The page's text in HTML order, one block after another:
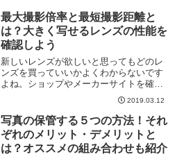
最大撮影倍率と最短撮影距離と
は？大きく写せるレンズの性能を
確認しよう
新しいレンズが欲しいと思ってもどのレ
ンズを買っていいかよくわからないです
よね。ショップやメーカーサイトを確認
しても難しい用語がたくさん並んでいて
言葉の意味が説明されているのも一部だ
けで全部はわからないこともよくありま
す。そこで、今回はレンズ...
2019.03.12
写真の保管する５つの方法！それ
ぞれのメリット・デメリットと
は？オススメの組み合わせも紹介